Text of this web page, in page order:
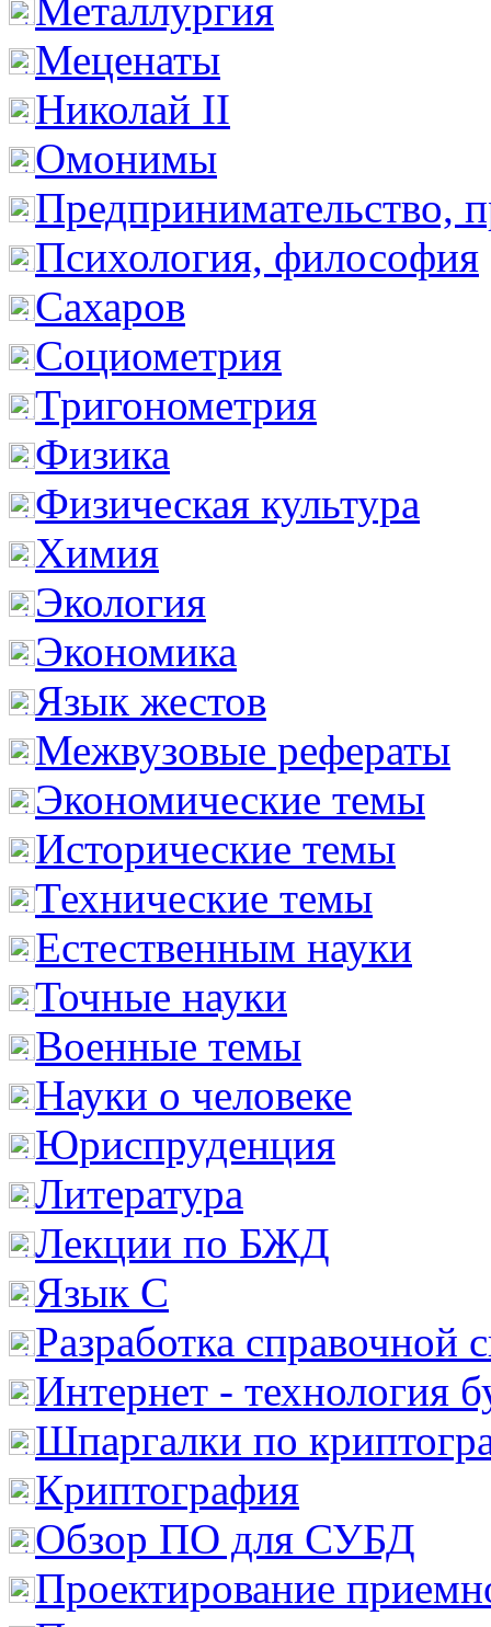
Металлургия
Меценаты
Николай II
Омонимы
Предпринимательство,
Психология, философия
Сахаров
Социометрия
Тригонометрия
Физика
Физическая культура
Химия
Экология
Экономика
Язык жестов
Межвузовые рефераты
Экономические темы
Исторические темы
Технические темы
Естественным науки
Точные науки
Военные темы
Науки о человеке
Юриспруденция
Литература
Лекции по БЖД
Язык С
Разработка справочной
Интернет - технология
Шпаргалки по
Криптография
Обзор ПО для СУБД
Проектирование